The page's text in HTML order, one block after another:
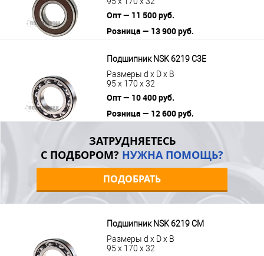
Опт — 11 500 руб.
Розница — 13 900 руб.
Подшипник NSK 6219 C3E
Размеры d x D x B
95 x 170 x 32
Опт — 10 400 руб.
Розница — 12 600 руб.
ЗАТРУДНЯЕТЕСЬ
С ПОДБОРОМ? НУЖНА ПОМОЩЬ?
ПОДОБРАТЬ
Подшипник NSK 6219 CM
Размеры d x D x B
95 x 170 x 32